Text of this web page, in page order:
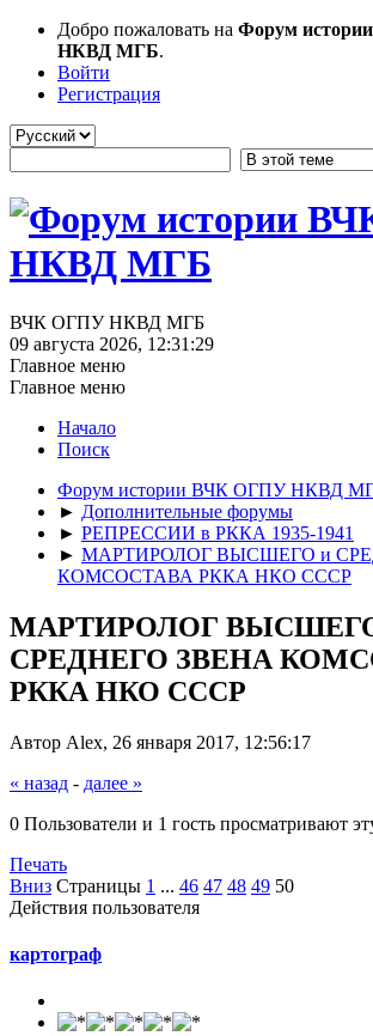
Добро пожаловать на Форум
НКВД МГБ.
Войти
Регистрация
ВЧК ОГПУ НКВД МГБ
09 августа 2026, 12:31:29
Главное меню
Главное меню
Начало
Поиск
Форум истории ВЧК ОГПУ НКВД
► Дополнительные форумы
► РЕПРЕССИИ в РККА 1935-1941
► МАРТИРОЛОГ ВЫСШЕГО и
КОМСОСТАВА РККА НКО СССР
МАРТИРОЛОГ
СРЕДНЕГО ЗВЕНА
РККА НКО СССР
Автор Alex, 26 января 2017, 12:56:17
« назад - далее »
0 Пользователи и 1 гость просматривают
Печать
Вниз Страницы 1 ... 46 47 48 49 50
Действия пользователя
картограф